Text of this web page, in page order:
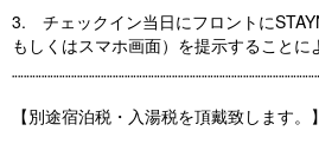
3. チェックイン当日にフロントに
もしくはスマホ画面）を提示することに
【別途宿泊税・入湯税を頂戴致します。】